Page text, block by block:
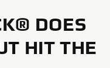
DOES
HIT THE